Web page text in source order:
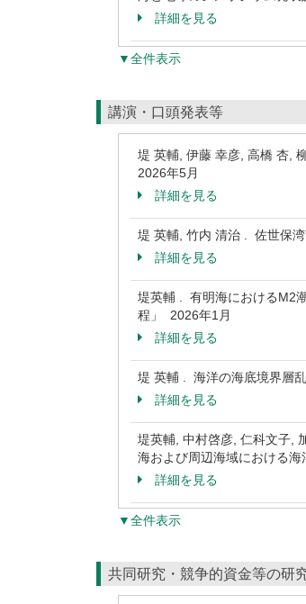
詳細を見る
▼全件表示
講演・口頭発表等
堤 英輔, 伊藤 幸彦, 高橋 杏,
2026年5月
詳細を見る
堤 英輔, 竹内 清治 . 佐世保
詳細を見る
堤英輔 . 有明海におけるM2
程」 2026年1月
詳細を見る
堤 英輔 . 海洋の海底境界層
詳細を見る
堤英輔, 中村啓彦, 仁科文子,
海および周辺海域における
詳細を見る
▼全件表示
共同研究・競争的資金等の研